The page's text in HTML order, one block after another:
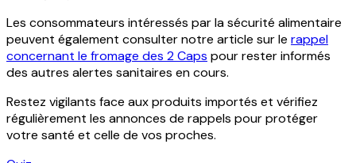
Les consommateurs intéressés par la sécurité alimentaire
peuvent également consulter notre article sur le rappel
concernant le fromage des 2 Caps pour rester informés
des autres alertes sanitaires en cours.
Restez vigilants face aux produits importés et vérifiez
régulièrement les annonces de rappels pour protéger
votre santé et celle de vos proches.